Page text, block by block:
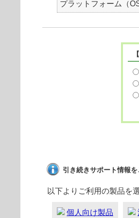
プラットフォーム（OS
引き続きサポート情報
以下よりご利用の製品を
個人向け製品